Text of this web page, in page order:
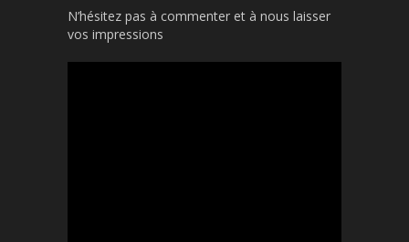
N’hésitez pas à commenter et à nous laisser
vos impressions